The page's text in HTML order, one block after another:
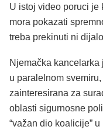
U istoj video poruci je
mora pokazati
treba prekinuti ni
Njemačka
u paralelnom
zainteresirana za
oblasti sigurnosne
“važan dio koalicije”